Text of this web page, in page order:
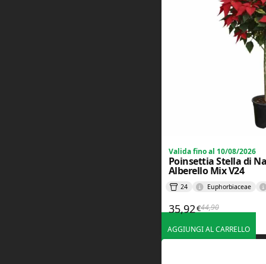
Valida fino al 10/08/2026
Poinsettia Stella di
Alberello Mix V24
24 Euphorbiaceae
44,90Il prezzo
35,92€ Il prezzo
AGGIUNGI AL CARRELLO
l
m
i
o
c
o
u